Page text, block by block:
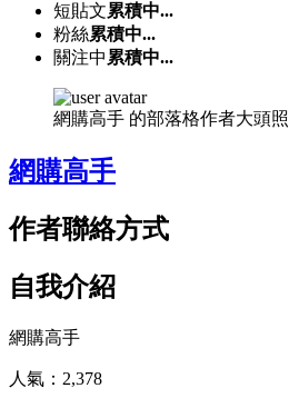
短貼文累積中...
粉絲累積中...
關注中 累積中...
網購高手 的部落格作者大頭照
網購高手
作者聯絡方式
自我介紹
網購高手
人氣： 2,378